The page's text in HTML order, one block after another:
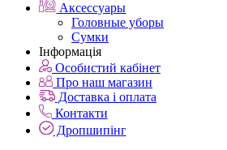
Аксессуары
Головные уборы
Сумки
Інформація
Особистий кабінет
Про наш магазин
Доставка і оплата
Контакти
Дропшипінг